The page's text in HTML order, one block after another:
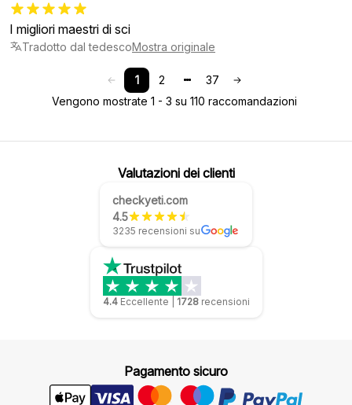
I migliori maestri di sci
Tradotto dal tedescoMostra originale
1 2
37
Vengono mostrate 1 - 3 su 110 raccomandazioni
Valutazioni dei clienti
checkyeti.com
4.5
3235 recensioni su
4.4 Eccellente 1728 recensioni
Pagamento sicuro